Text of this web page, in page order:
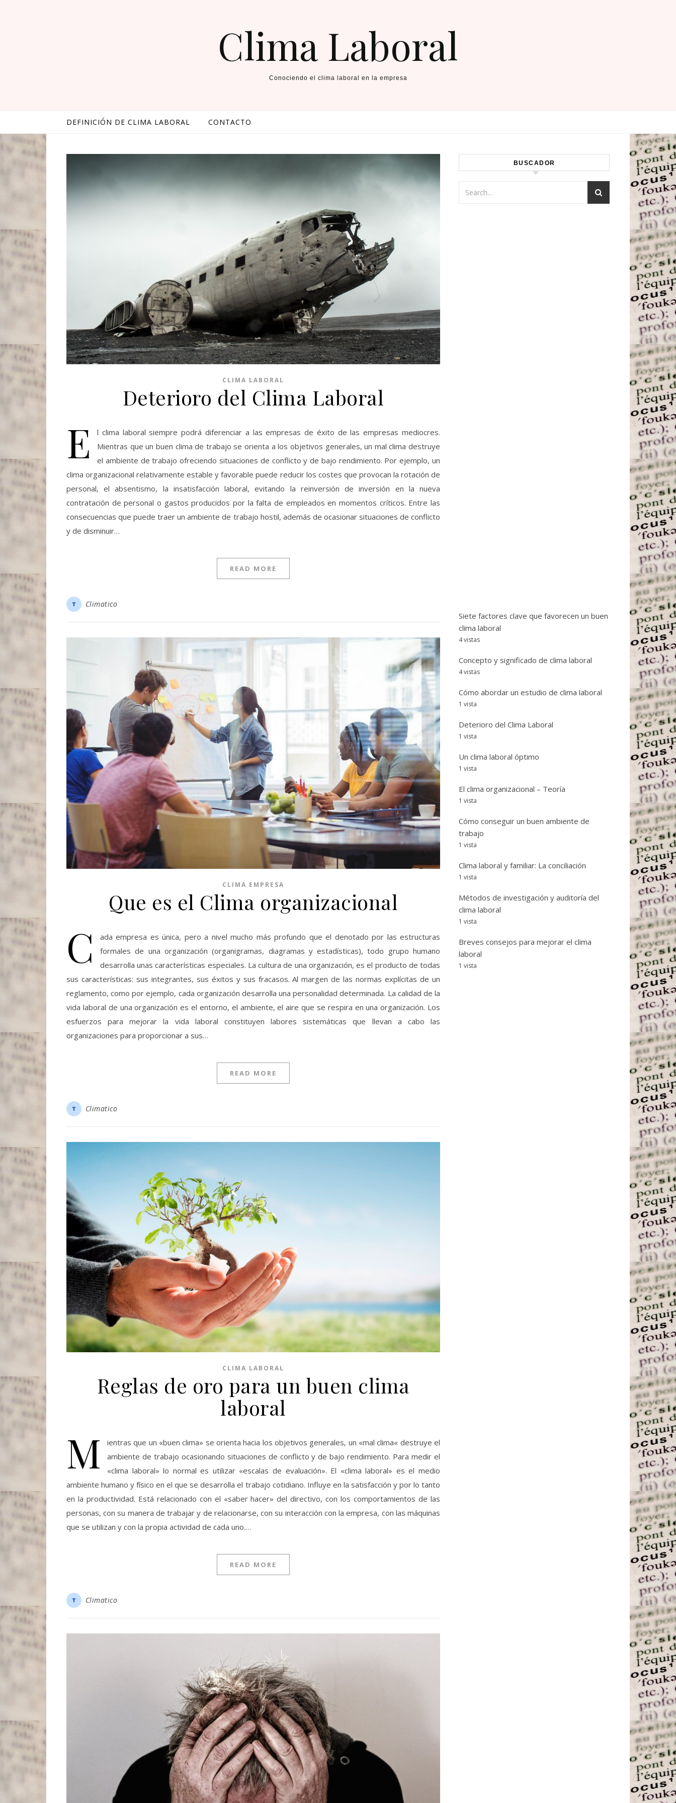
Clima Laboral
Conociendo el clima laboral en la empresa
DEFINICIÓN DE CLIMA LABORAL CONTACTO
CLIMA LABORAL
Deterioro del Clima Laboral
E
l clima laboral siempre podrá diferenciar a las empresas de éxito de las empresas mediocres.
Mientras que un buen clima de trabajo se orienta a los objetivos generales, un mal clima destruye
el ambiente de trabajo ofreciendo situaciones de conflicto y de bajo rendimiento. Por ejemplo, un
clima organizacional relativamente estable y favorable puede reducir los costes que provocan la rotación de
personal, el absentismo, la insatisfacción laboral, evitando la reinversión de inversión en la nueva
contratación de personal o gastos producidos por la falta de empleados en momentos críticos. Entre las
consecuencias que puede traer un ambiente de trabajo hostil, además de ocasionar situaciones de conflicto
y de disminuir…
READ MORE
Climatico
CLIMA EMPRESA
Que es el Clima organizacional
C
ada empresa es única, pero a nivel mucho más profundo que el denotado por las estructuras
formales de una organización (organigramas, diagramas y estadísticas), todo grupo humano
desarrolla unas características especiales. La cultura de una organización, es el producto de todas
sus características: sus integrantes, sus éxitos y sus fracasos. Al margen de las normas explícitas de un
reglamento, como por ejemplo, cada organización desarrolla una personalidad determinada. La calidad de la
vida laboral de una organización es el entorno, el ambiente, el aire que se respira en una organización. Los
esfuerzos para mejorar la vida laboral constituyen labores sistemáticas que llevan a cabo las
organizaciones para proporcionar a sus…
READ MORE
Climatico
CLIMA LABORAL
Reglas de oro para un buen clima
laboral
M
ientras que un «buen clima» se orienta hacia los objetivos generales, un «mal clima« destruye el
ambiente de trabajo ocasionando situaciones de conflicto y de bajo rendimiento. Para medir el
«clima laboral» lo normal es utilizar «escalas de evaluación». El «clima laboral» es el medio
ambiente humano y físico en el que se desarrolla el trabajo cotidiano. Influye en la satisfacción y por lo tanto
en la productividad. Está relacionado con el «saber hacer» del directivo, con los comportamientos de las
personas, con su manera de trabajar y de relacionarse, con su interacción con la empresa, con las máquinas
que se utilizan y con la propia actividad de cada uno.…
READ MORE
Climatico
BUSCADOR
Siete factores clave que favorecen un buen
clima laboral
4 vistas
Concepto y significado de clima laboral
4 vistas
Cómo abordar un estudio de clima laboral
1 vista
Deterioro del Clima Laboral
1 vista
Un clima laboral óptimo
1 vista
El clima organizacional – Teoría
1 vista
Cómo conseguir un buen ambiente de
trabajo
1 vista
Clima laboral y familiar: La conciliación
1 vista
Métodos de investigación y auditoría del
clima laboral
1 vista
Breves consejos para mejorar el clima
laboral
1 vista